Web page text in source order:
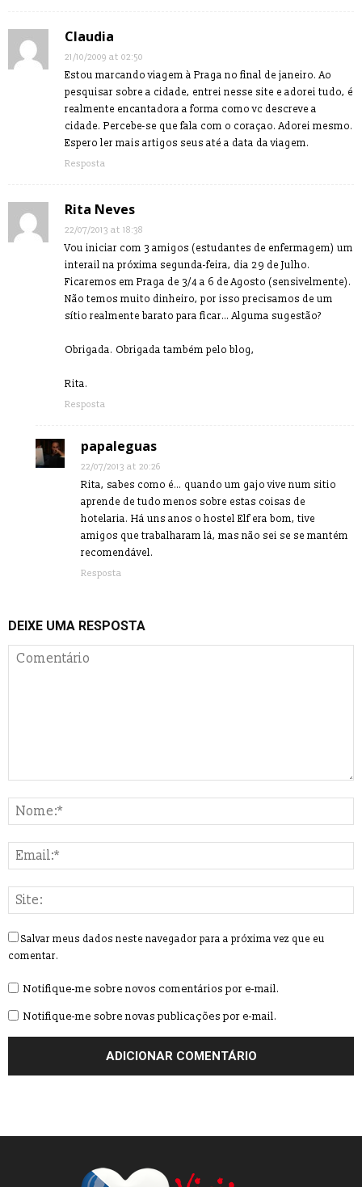
Claudia
21/10/2009 at 02:50
Estou marcando viagem à Praga no final de janeiro. Ao
pesquisar sobre a cidade, entrei nesse site e adorei tudo, é
realmente encantadora a forma como vc descreve a
cidade. Percebe-se que fala com o coraçao. Adorei mesmo.
Espero ler mais artigos seus até a data da viagem.
Resposta
Rita Neves
22/07/2013 at 18:38
Vou iniciar com 3 amigos (estudantes de enfermagem) um
interail na próxima segunda-feira, dia 29 de Julho.
Ficaremos em Praga de 3/4 a 6 de Agosto (sensivelmente).
Não temos muito dinheiro, por isso precisamos de um
sítio realmente barato para ficar… Alguma sugestão?
Obrigada. Obrigada também pelo blog,
Rita.
Resposta
papaleguas
22/07/2013 at 20:26
Rita, sabes como é… quando um gajo vive num sitio
aprende de tudo menos sobre estas coisas de
hotelaria. Há uns anos o hostel Elf era bom, tive
amigos que trabalharam lá, mas não sei se se mantém
recomendável.
Resposta
DEIXE UMA RESPOSTA
Salvar meus dados neste navegador para a próxima vez que eu
comentar.
Notifique-me sobre novos comentários por e-mail.
Notifique-me sobre novas publicações por e-mail.